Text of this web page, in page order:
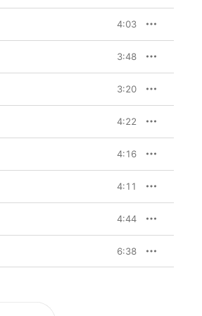
4:03
3:48
3:20
4:22
4:16
4:11
4:44
6:38